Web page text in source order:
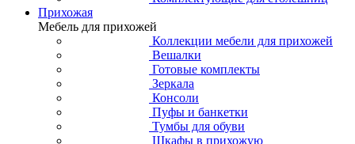
Прихожая
Мебель для прихожей
Коллекции мебели для прихожей
Вешалки
Готовые комплекты
Зеркала
Консоли
Пуфы и банкетки
Тумбы для обуви
Шкафы в прихожую